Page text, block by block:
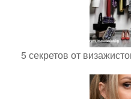
5 секретов от